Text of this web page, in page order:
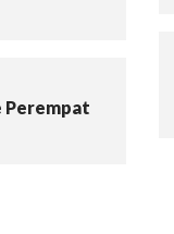
Perempat